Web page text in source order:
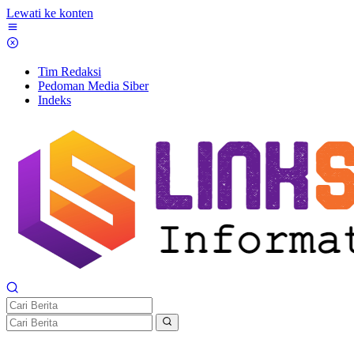
Lewati ke konten
Tim Redaksi
Pedoman Media Siber
Indeks